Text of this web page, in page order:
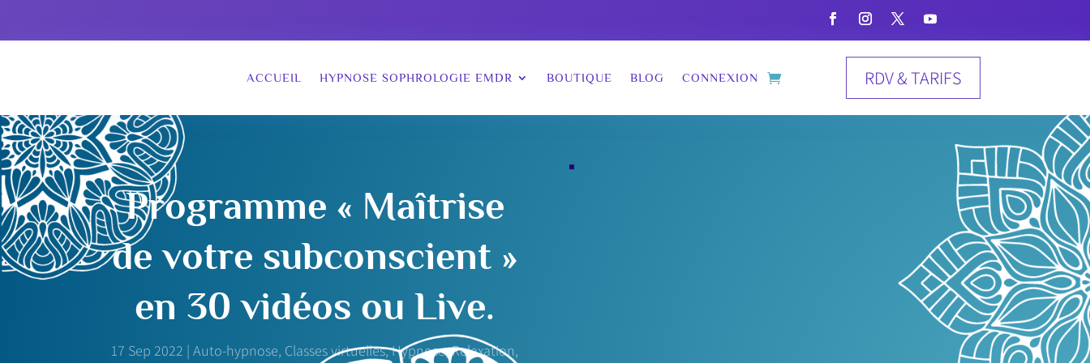
ACCUEIL HYPNOSE SOPHROLOGIE EMDR BOUTIQUE BLOG CONNEXION RDV & TARIFS
Programme « Maîtrise
de votre subconscient »
en 30 vidéos ou Live.
17 Sep 2022 |Auto-hypnose, Classes virtuelles,Hypnose,Relaxation,